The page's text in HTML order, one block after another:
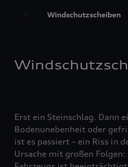
Windschutzscheiben
Erst ein Steinschlag. Dann
Bodenunebenheit oder
ist es passiert – ein Riss in
Ursache mit großen